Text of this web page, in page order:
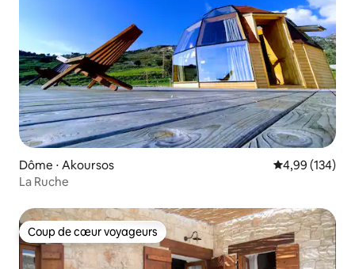
Dôme ⋅ Akoursos Évaluation
4,99 (134)
La Ruche
Coup de cœur voyageurs
Coup de cœur voyageurs